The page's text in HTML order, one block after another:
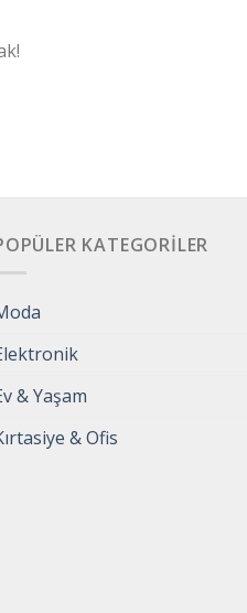
KATEGORILER
& Yaşam
& Ofis